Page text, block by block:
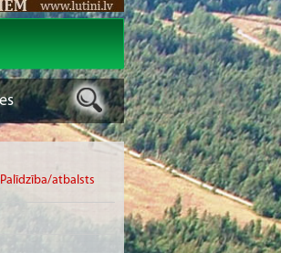
Palīdzība/atbalsts